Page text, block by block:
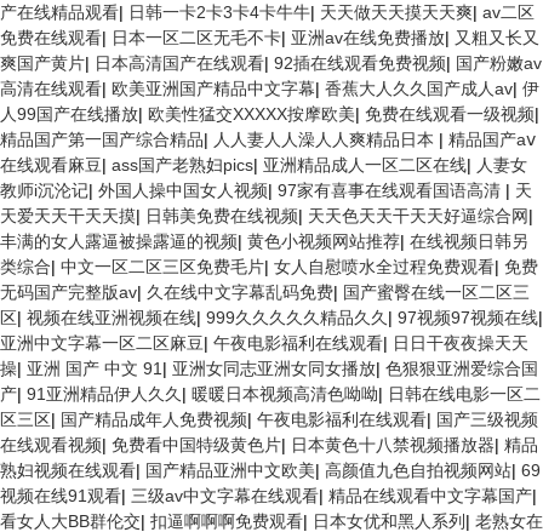
产在线精品观看| 日韩一卡2卡3卡4卡牛牛| 天天做天天摸天天爽| av二区
免费在线观看| 日本一区二区无毛不卡| 亚洲av在线免费播放| 又粗又长又
爽国产黄片| 日本高清国产在线观看| 92插在线观看免费视频| 国产粉嫩av
高清在线观看| 欧美亚洲国产精品中文字幕| 香蕉大人久久国产成人av| 伊
人99国产在线播放| 欧美性猛交XXXXX按摩欧美| 免费在线观看一级视频|
精品国产第一国产综合精品| 人人妻人人澡人人爽精品日本 | 精品国产aⅴ
在线观看麻豆| ass国产老熟妇pics| 亚洲精品成人一区二区在线| 人妻女
教师i沉沦记| 外国人操中国女人视频| 97家有喜事在线观看国语高清 | 天
天爱天天干天天摸| 日韩美免费在线视频| 天天色天天干天天好逼综合网|
丰满的女人露逼被操露逼的视频| 黄色小视频网站推荐| 在线视频日韩另
类综合| 中文一区二区三区免费毛片| 女人自慰喷水全过程免费观看| 免费
无码国产完整版av| 久在线中文字幕乱码免费| 国产蜜臀在线一区二区三
区| 视频在线亚洲视频在线| 999久久久久久精品久久 | 97视频97视频在线|
亚洲中文字幕一区二区麻豆| 午夜电影福利在线观看| 日日干夜夜操天天
操| 亚洲 国产 中文 91 | 亚洲女同志亚洲女同女播放| 色狠狠亚洲爱综合国
产| 91亚洲精品伊人久久 | 暖暖日本视频高清色呦呦| 日韩在线电影一区二
区三区| 国产精品成年人免费视频| 午夜电影福利在线观看| 国产三级视频
在线观看视频| 免费看中国特级黄色片| 日本黄色十八禁视频播放器| 精品
熟妇视频在线观看| 国产精品亚洲中文欧美| 高颜值九色自拍视频网站| 69
视频在线91观看| 三级av中文字幕在线观看| 精品在线观看中文字幕国产|
看女人大BB群伦交| 扣逼啊啊啊免费观看| 日本女优和黑人系列 | 老熟女在